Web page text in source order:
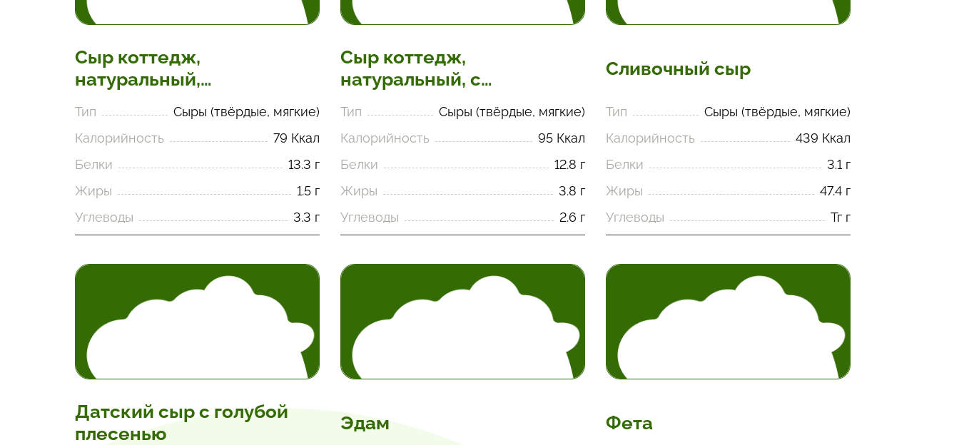
Сыр коттедж,
натуральный,
обезжиренный
Тип
Сыры (твёрдые, мягкие)
Калорийность
79 Ккал
Белки
13.3 г
Жиры
1.5 г
Углеводы
3.3 г
Сыр коттедж,
натуральный, с
добавками
Тип
Сыры (твёрдые, мягкие)
Калорийность
95 Ккал
Белки
12.8 г
Жиры
3.8 г
Углеводы
2.6 г
Сливочный сыр
Тип
Сыры (твёрдые, мягкие)
Калорийность
439 Ккал
Белки
3.1 г
Жиры
47.4 г
Углеводы
Тг г
Датский сыр с голубой
плесенью
Эдам Фета